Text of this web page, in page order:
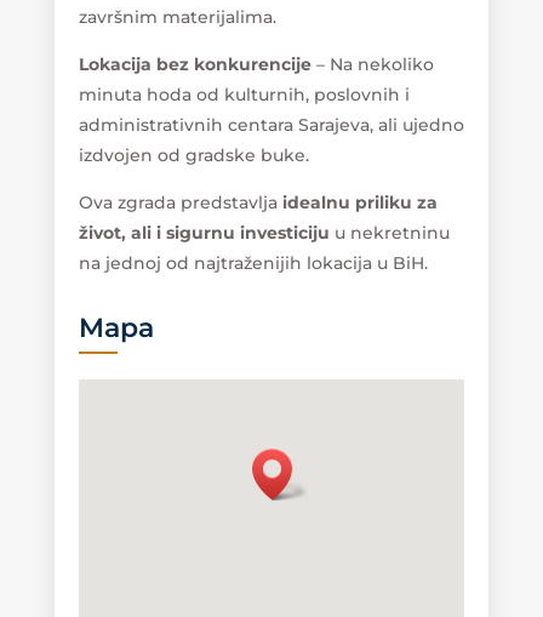
završnim materijalima.
Lokacija bez konkurencije– Na nekoliko
minuta hoda od kulturnih, poslovnih i
administrativnih centara Sarajeva, ali ujedno
izdvojen od gradske buke.
Ova zgrada predstavlja idealnu priliku za
život, ali i sigurnu investiciju u nekretninu
na jednoj od najtraženijih lokacija u BiH.
Mapa